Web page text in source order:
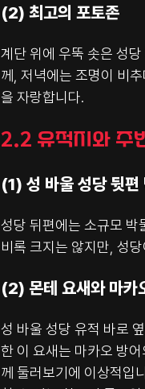
(2) 최고의 포토존
계단 위에 우뚝 솟은 성
께, 저녁에는 조명이 비
을 자랑합니다.
2.2 유적지와 주
(1) 성 바울 성당 뒷편
성당 뒤편에는 소규모 박
비록 크지는 않지만, 성
(2) 몬테 요새와 마카
성 바울 성당 유적 바로
한 이 요새는 마카오 방
께 둘러보기에 이상적입